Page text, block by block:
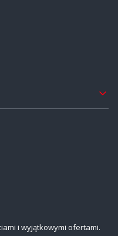
i wyjątkowymi ofertami.